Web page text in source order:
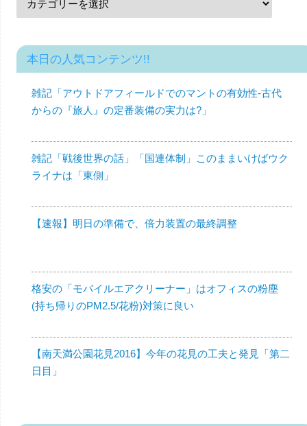
本日の人気コンテンツ!!
雑記「アウトドアフィールドでのマントの有効性-古代
からの『旅人』の定番装備の実力は?」
雑記「戦後世界の話」「国連体制」このままいけばウク
ライナは「東側」
【速報】明日の準備で、倍力装置の最終調整
格安の「モバイルエアクリーナー」はオフィスの粉塵
(持ち帰りのPM2.5/花粉)対策に良い
【南天満公園花見2016】今年の花見の工夫と発見「第二
日目」